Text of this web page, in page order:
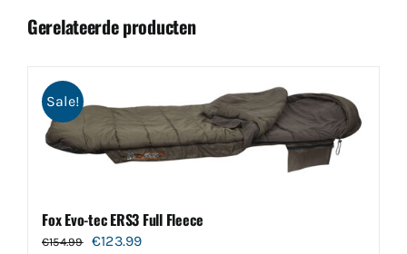
Gerelateerde producten
Sale!
Fox Evo-tec ERS3 Full Fleece
€154.99
Oorspronkelijke
€123.99Huidige